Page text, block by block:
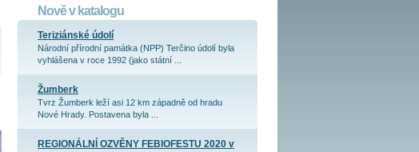
Nově v katalogu
Teriziánské údolí
Národní přírodní památka (NPP) Terčino údolí byla
vyhlášena v roce 1992 (jako státní ...
Žumberk
Tvrz Žumberk leží asi 12 km západně od hradu
Nové Hrady. Postavena byla ...
REGIONÁLNÍ OZVĚNY FEBIOFESTU 2020 v